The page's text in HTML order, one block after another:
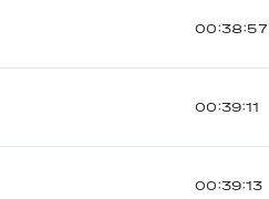
00:38:57
00:39:11
00:39:13